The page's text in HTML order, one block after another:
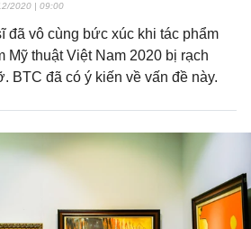
2020 | 09:00
đã vô cùng bức xúc khi tác phẩm
Mỹ thuật Việt Nam 2020 bị rạch
BTC đã có ý kiến về vấn đề này.